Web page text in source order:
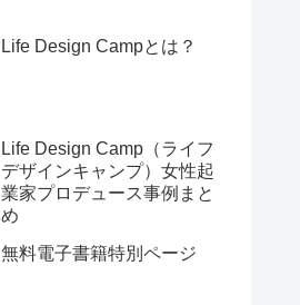
Life Design Campとは？
Life Design Camp（ライフ
デザインキャンプ）女性起
業家プロデュース事例まと
め
無料電子書籍特別ページ